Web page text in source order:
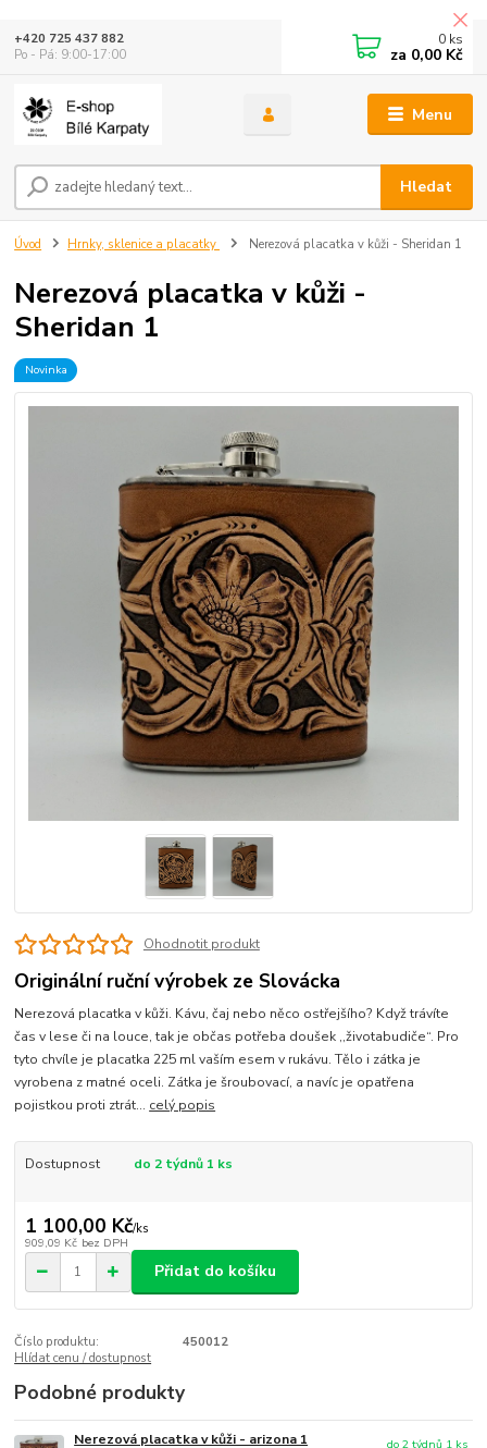
Menu
Hledat
+420 725 437 882
Po - Pá: 9:00-17:00
0 ks
za 0,00 Kč
Úvod Hrnky, sklenice a placatky Nerezová placatka v kůži - Sheridan 1
Nerezová placatka v kůži -
Sheridan 1
Novinka
Ohodnotit produkt
Originální ruční výrobek ze Slovácka
Nerezová placatka v kůži. Kávu, čaj nebo něco ostřejšího? Když trávíte
čas v lese či na louce, tak je občas potřeba doušek ,,životabudiče“. Pro
tyto chvíle je placatka 225 ml vaším esem v rukávu. Tělo i zátka je
vyrobena z matné oceli. Zátka je šroubovací, a navíc je opatřena
pojistkou proti ztrát... celý popis
Dostupnost do 2 týdnů 1 ks
1 100,00 Kč/ks
909,09 Kč bez DPH
Přidat do košíku
Číslo produktu:
450012
Hlídat cenu / dostupnost
Podobné produkty
Nerezová placatka v kůži - arizona 1
do 2 týdnů 1 ks